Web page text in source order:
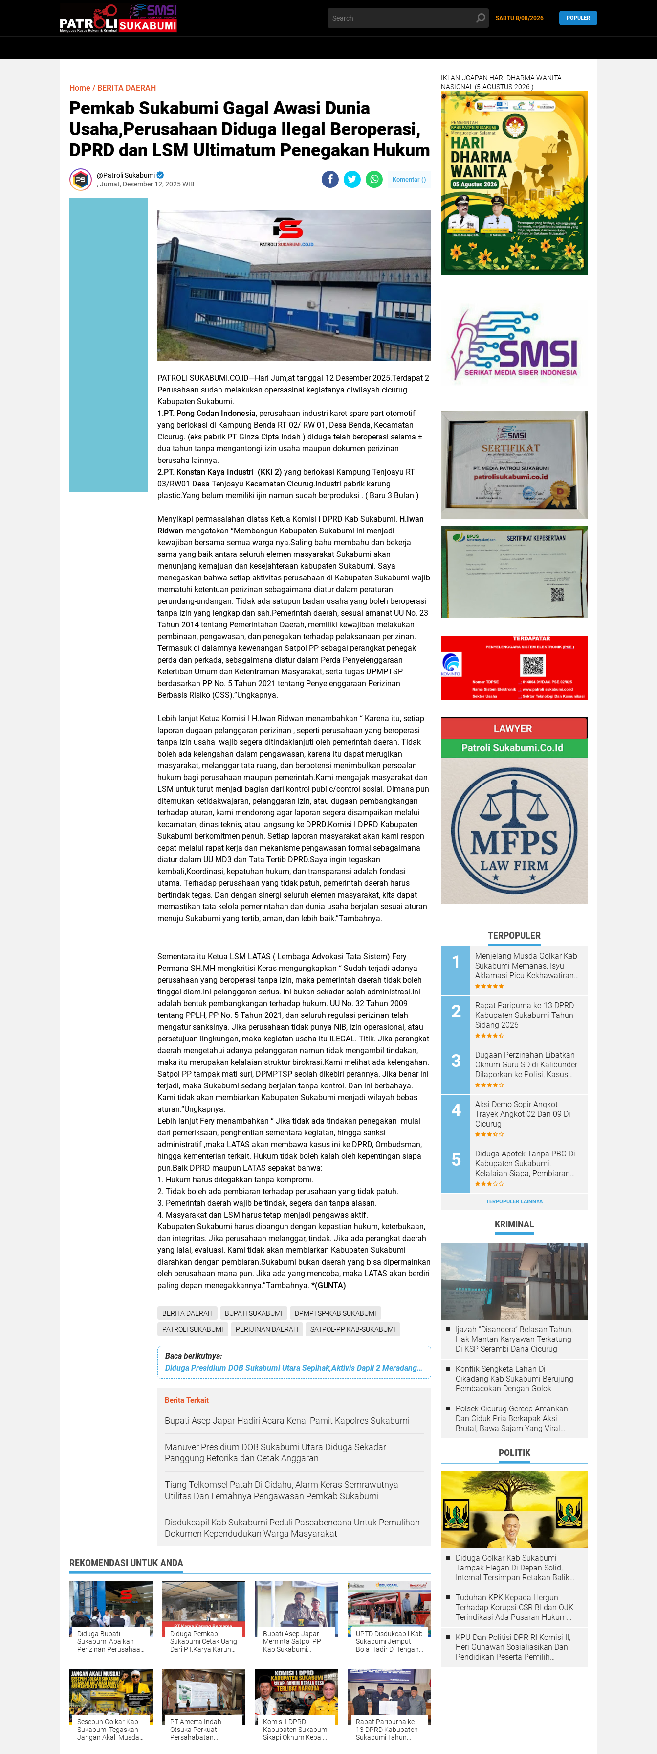
SABTU 8/08/2026 POPULER
Home / BERITA DAERAH
Pemkab Sukabumi Gagal Awasi Dunia
Usaha,Perusahaan Diduga Ilegal Beroperasi,
DPRD dan LSM Ultimatum Penegakan Hukum
Patroli Sukabumi
, Jumat, Desember 12, 2025 WIB
Komentar ()
PATROLI SUKABUMI.CO.ID—Hari Jum,at tanggal 12 Desember 2025.Terdapat 2
Perusahaan sudah melakukan opersasinal kegiatanya diwilayah cicurug
Kabupaten Sukabumi.
1.PT. Pong Codan Indonesia, perusahaan industri karet spare part otomotif
yang berlokasi di Kampung Benda RT 02/ RW 01, Desa Benda, Kecamatan
Cicurug. (eks pabrik PT Ginza Cipta Indah ) diduga telah beroperasi selama ±
dua tahun tanpa mengantongi izin usaha maupun dokumen perizinan
berusaha lainnya.
2.PT. Konstan Kaya Industri (KKI 2) yang berlokasi Kampung Tenjoayu RT
03/RW01 Desa Tenjoayu Kecamatan Cicurug.Industri pabrik karung
plastic.Yang belum memiliki ijin namun sudah berproduksi . ( Baru 3 Bulan )
Menyikapi permasalahan diatas Ketua Komisi I DPRD Kab Sukabumi. H.Iwan
Ridwan mengatakan “Membangun Kabupaten Sukabumi ini menjadi
kewajiban bersama semua warga nya.Saling bahu membahu dan bekerja
sama yang baik antara seluruh elemen masyarakat Sukabumi akan
menunjang kemajuan dan kesejahteraan kabupaten Sukabumi. Saya
menegaskan bahwa setiap aktivitas perusahaan di Kabupaten Sukabumi wajib
mematuhi ketentuan perizinan sebagaimana diatur dalam peraturan
perundang-undangan. Tidak ada satupun badan usaha yang boleh beroperasi
tanpa izin yang lengkap dan sah.Pemerintah daerah, sesuai amanat UU No. 23
Tahun 2014 tentang Pemerintahan Daerah, memiliki kewajiban melakukan
pembinaan, pengawasan, dan penegakan terhadap pelaksanaan perizinan.
Termasuk di dalamnya kewenangan Satpol PP sebagai perangkat penegak
perda dan perkada, sebagaimana diatur dalam Perda Penyelenggaraan
Ketertiban Umum dan Ketentraman Masyarakat, serta tugas DPMPTSP
berdasarkan PP No. 5 Tahun 2021 tentang Penyelenggaraan Perizinan
Berbasis Risiko (OSS).”Ungkapnya.
Lebih lanjut Ketua Komisi I H.Iwan Ridwan menambahkan “ Karena itu, setiap
laporan dugaan pelanggaran perizinan , seperti perusahaan yang beroperasi
tanpa izin usaha wajib segera ditindaklanjuti oleh pemerintah daerah. Tidak
boleh ada kelengahan dalam pengawasan, karena itu dapat merugikan
masyarakat, melanggar tata ruang, dan berpotensi menimbulkan persoalan
hukum bagi perusahaan maupun pemerintah.Kami mengajak masyarakat dan
LSM untuk turut menjadi bagian dari kontrol public/control sosial. Dimana pun
ditemukan ketidakwajaran, pelanggaran izin, atau dugaan pembangkangan
terhadap aturan, kami mendorong agar laporan segera disampaikan melalui
kecamatan, dinas teknis, atau langsung ke DPRD.Komisi I DPRD Kabupaten
Sukabumi berkomitmen penuh. Setiap laporan masyarakat akan kami respon
cepat melalui rapat kerja dan mekanisme pengawasan formal sebagaimana
diatur dalam UU MD3 dan Tata Tertib DPRD.Saya ingin tegaskan
kembali,Koordinasi, kepatuhan hukum, dan transparansi adalah fondasi
utama. Terhadap perusahaan yang tidak patuh, pemerintah daerah harus
bertindak tegas. Dan dengan sinergi seluruh elemen masyarakat, kita dapat
memastikan tata kelola pemerintahan dan dunia usaha berjalan sesuai aturan
menuju Sukabumi yang tertib, aman, dan lebih baik.”Tambahnya.
Sementara itu Ketua LSM LATAS ( Lembaga Advokasi Tata Sistem) Fery
Permana SH.MH mengkritisi Keras mengungkapkan “ Sudah terjadi adanya
perusahaan yang beroperasi tanpa izin, maka pemerintah daerah tidak boleh
tinggal diam.Ini pelanggaran serius. Ini bukan sekadar salah administrasi.Ini
adalah bentuk pembangkangan terhadap hukum. UU No. 32 Tahun 2009
tentang PPLH, PP No. 5 Tahun 2021, dan seluruh regulasi perizinan telah
mengatur sanksinya. Jika perusahaan tidak punya NIB, izin operasional, atau
persetujuan lingkungan, maka kegiatan usaha itu ILEGAL. Titik. Jika perangkat
daerah mengetahui adanya pelanggaran namun tidak mengambil tindakan,
maka itu merupakan kelalaian struktur birokrasi.Kami melihat ada kelengahan.
Satpol PP tampak mati suri, DPMPTSP seolah dikebiri perannya. Jika benar ini
terjadi, maka Sukabumi sedang berjalan tanpa kontrol. Dan ini berbahaya.
Kami tidak akan membiarkan Kabupaten Sukabumi menjadi wilayah bebas
aturan.”Ungkapnya.
Lebih lanjut Fery menambahkan “ Jika tidak ada tindakan penegakan mulai
dari pemeriksaan, penghentian sementara kegiatan, hingga sanksi
administratif ,maka LATAS akan membawa kasus ini ke DPRD, Ombudsman,
hingga kementerian terkait. Hukum tidak boleh kalah oleh kepentingan siapa
pun.Baik DPRD maupun LATAS sepakat bahwa:
1. Hukum harus ditegakkan tanpa kompromi.
2. Tidak boleh ada pembiaran terhadap perusahaan yang tidak patuh.
3. Pemerintah daerah wajib bertindak, segera dan tanpa alasan.
4. Masyarakat dan LSM harus tetap menjadi pengawas aktif.
Kabupaten Sukabumi harus dibangun dengan kepastian hukum, keterbukaan,
dan integritas. Jika perusahaan melanggar, tindak. Jika ada perangkat daerah
yang lalai, evaluasi. Kami tidak akan membiarkan Kabupaten Sukabumi
diarahkan dengan pembiaran.Sukabumi bukan daerah yang bisa dipermainkan
oleh perusahaan mana pun. Jika ada yang mencoba, maka LATAS akan berdiri
paling depan menegakkannya.”Tambahnya. *(GUNTA)
BERITA DAERAH BUPATI SUKABUMI DPMPTSP-KAB SUKABUMI
PATROLI SUKABUMI PERIJINAN DAERAH SATPOL-PP KAB-SUKABUMI
Baca berikutnya:
Diduga Presidium DOB Sukabumi Utara Sepihak,Aktivis Dapil 2 Meradang, Bupati Diminta Bertindak
Berita Terkait
Bupati Asep Japar Hadiri Acara Kenal Pamit Kapolres Sukabumi
Manuver Presidium DOB Sukabumi Utara Diduga Sekadar
Panggung Retorika dan Cetak Anggaran
Tiang Telkomsel Patah Di Cidahu, Alarm Keras Semrawutnya
Utilitas Dan Lemahnya Pengawasan Pemkab Sukabumi
Disdukcapil Kab Sukabumi Peduli Pascabencana Untuk Pemulihan
Dokumen Kependudukan Warga Masyarakat
REKOMENDASI UNTUK ANDA
Diduga Bupati
Sukabumi Abaikan
Perizinan Perusahaan
beroperasi Meski
Sudah Disidak Dua
Kali
Diduga Pemkab
Sukabumi Cetak Uang
Dari PT.Karya Karung
Bupati Asep Japar
Meminta Satpol PP
Kab Sukabumi
Tetap Humanis
UPTD Disdukcapil Kab
Sukabumi Jemput
Bola Hadir Di Tengah
Warga Kebonpedes
Sesepuh Golkar Kab
Sukabumi Tegaskan
Jangan Akali Musda !
PT Amerta Indah
Otsuka Perkuat
Persahabatan
Komisi I DPRD
Kabupaten Sukabumi
Sikapi Oknum Kepala
Rapat Paripurna ke-
13 DPRD Kabupaten
Sukabumi Tahun
IKLAN UCAPAN HARI DHARMA WANITA
NASIONAL (5-AGUSTUS-2026 )
TERPOPULER
Menjelang Musda Golkar Kab
Sukabumi Memanas, Isyu
Aklamasi Picu Kekhawatiran
Melemahnya Demokrasi
Rapat Paripurna ke-13 DPRD
Kabupaten Sukabumi Tahun
Sidang 2026
Dugaan Perzinahan Libatkan
Oknum Guru SD di Kalibunder
Dilaporkan ke Polisi, Kasus
Ditangani Satreskrim Polres
Aksi Demo Sopir Angkot
Trayek Angkot 02 Dan 09 Di
Cicurug
Diduga Apotek Tanpa PBG Di
Kabupaten Sukabumi.
Kelalaian Siapa, Pembiaran
Siapa……?
TERPOPULER LAINNYA
KRIMINAL
Ijazah “Disandera” Belasan Tahun,
Hak Mantan Karyawan Terkatung
Di KSP Serambi Dana Cicurug
Konflik Sengketa Lahan Di
Cikadang Kab Sukabumi Berujung
Pembacokan Dengan Golok
Polsek Cicurug Gercep Amankan
Dan Ciduk Pria Berkapak Aksi
Brutal, Bawa Sajam Yang Viral
POLITIK
Diduga Golkar Kab Sukabumi
Tampak Elegan Di Depan Solid,
Internal Tersimpan Retakan Balik
Tuduhan KPK Kepada Hergun
Terhadap Korupsi CSR BI dan OJK
Terindikasi Ada Pusaran Hukum
KPU Dan Politisi DPR RI Komisi II,
Heri Gunawan Sosialiasikan Dan
Pendidikan Peserta Pemilih